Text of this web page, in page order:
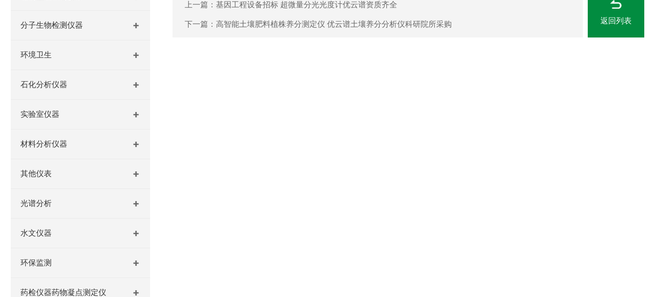
上一篇： 基因工程设备招标 超微量分光光度计优云谱资质齐全
下一篇： 高智能土壤肥料植株养分测定仪 优云谱土壤养分分析仪科研院所采购 返回列表
分子生物检测仪器
环境卫生
石化分析仪器
实验室仪器
材料分析仪器
其他仪表
光谱分析
水文仪器
环保监测
药检仪器药物凝点测定仪